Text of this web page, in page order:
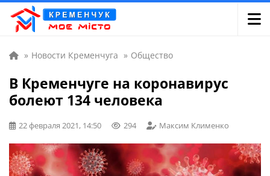
» Новости Кременчуга » Общество
В Кременчуге на коронавирус
болеют 134 человека
22 февраля 2021, 14:50 294 Максим Клименко